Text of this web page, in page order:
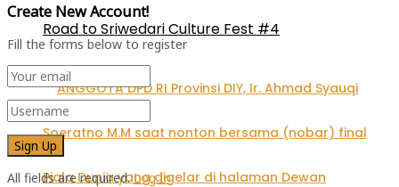
Road to Sriwedari Culture Fest #4
Create New Account!
Fill the forms below to register
All fields are required. Log In